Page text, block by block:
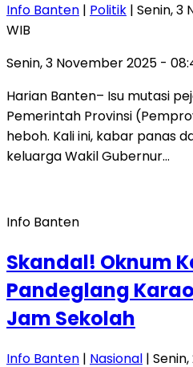
Info Banten | Politik | Senin, 3
WIB
Senin, 3 November 2025 -
Harian Banten– Isu mutasi
Pemerintah Provinsi
heboh. Kali ini, kabar panas
keluarga Wakil Gubernur…
Info Banten
Skandal! Oknum
Pandeglang
Jam Sekolah
Info Banten | Nasional |